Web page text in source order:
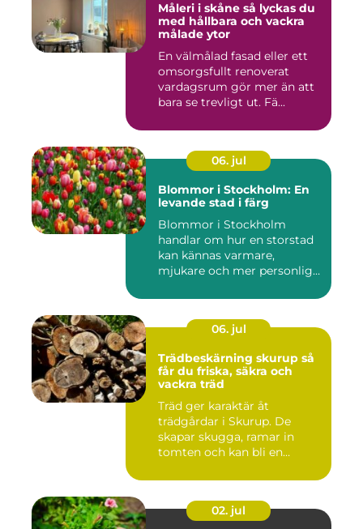
Måleri i skåne så lyckas du
med hållbara och vackra
målade ytor
En välmålad fasad eller ett
omsorgsfullt renoverat
vardagsrum gör mer än att
bara se trevligt ut. Fä...
06. jul
Blommor i Stockholm: En
levande stad i färg
Blommor i Stockholm
handlar om hur en storstad
kan kännas varmare,
mjukare och mer personlig
06. jul
Trädbeskärning skurup så
får du friska, säkra och
vackra träd
Träd ger karaktär åt
trädgårdar i Skurup. De
skapar skugga, ramar in
tomten och kan bli en
02. jul